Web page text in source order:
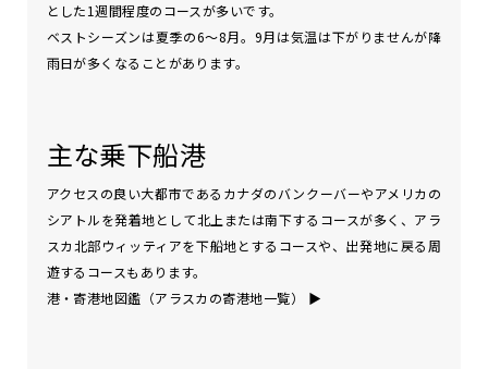
とした1週間程度のコースが多いです。
ベストシーズンは夏季の6～8月。9月は気温は下がりませんが降
雨日が多くなることがあります。
主な乗下船港
アクセスの良い大都市であるカナダのバンクーバーやアメリカの
シアトルを発着地として北上または南下するコースが多く、アラ
スカ北部ウィッティアを下船地とするコースや、出発地に戻る周
遊するコースもあります。
港・寄港地図鑑（アラスカの寄港地一覧）
▶